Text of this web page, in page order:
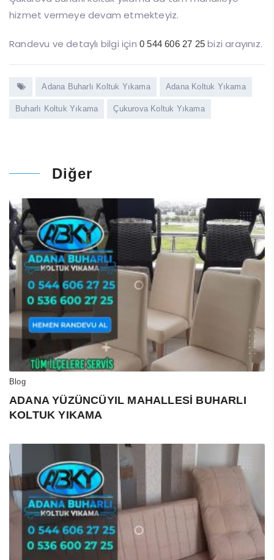
hizmet vermeye devam etmekteyiz.
Randevu ve detaylı bilgi için 0 544 606 27 25 bizi arayınız.
Adana Buharlı Koltuk Yıkama Adana Koltuk Yıkama
Buharlı Koltuk Yıkama Çukurova Koltuk Yıkama
Diğer
Blog
ADANA YÜZÜNCÜYIL MAHALLESİ BUHARLI
KOLTUK YIKAMA